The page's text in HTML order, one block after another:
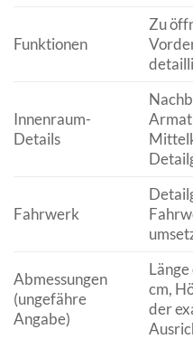
Funktionen
Zu
Innenraum-
Details
Fahrwerk
Abmessungen
(ungefähre
Angabe)
cm,
der